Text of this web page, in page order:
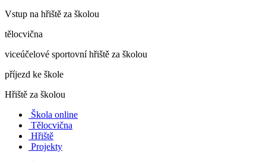
Vstup na hřiště za školou
tělocvična
viceúčelové sportovní hřiště za školou
příjezd ke škole
Hřiště za školou
Škola online
Tělocvična
Hřiště
Projekty